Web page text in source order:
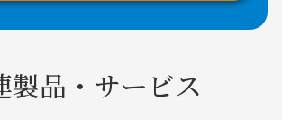
製品・サービス